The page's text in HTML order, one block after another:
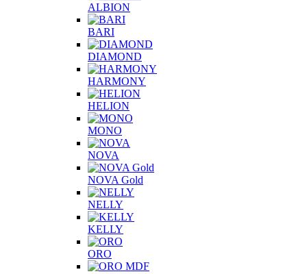
ALBION
BARI
DIAMOND
HARMONY
HELION
MONO
NOVA
NOVA Gold
NELLY
KELLY
ORO